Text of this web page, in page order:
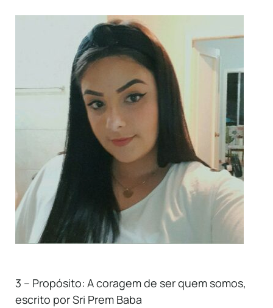
3 – Propósito: A coragem de ser quem somos,
escrito por Sri Prem Baba